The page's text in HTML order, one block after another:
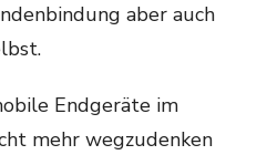
aber auch
Endgeräte im
mehr wegzudenken